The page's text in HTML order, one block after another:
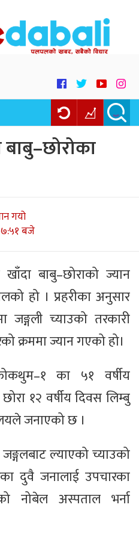
गयो
बजे
बाबु–छोराको ज्यान
हो । प्रहरीका अनुसार
च्याउको तरकारी
क्रममा ज्यान गएको हो।
का ५१ वर्षीय
१२ वर्षीय दिवस लिम्बु
जनाएको छ ।
ल्याएको च्याउको
दुवै जनालाई उपचारका
नोबेल अस्पताल भर्ना